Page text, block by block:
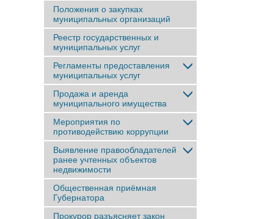
Положения о закупках
муниципальных организаций
Реестр государственных и
муниципальных услуг
Регламенты предоставления
муниципальных услуг
Продажа и аренда
муниципального имущества
Мероприятия по
противодействию коррупции
Выявление правообладателей
ранее учтенныx объектов
недвижимости
Общественная приёмная
Губернатора
Прокурор разъясняет закон